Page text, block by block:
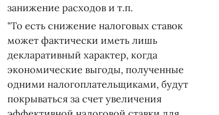
занижение расходов и т.п.
"То есть снижение налоговых ставок
может фактически иметь лишь
декларативный характер, когда
экономические выгоды, полученные
одними налогоплательщиками, будут
покрываться за счет увеличения